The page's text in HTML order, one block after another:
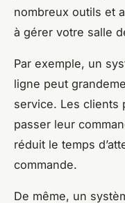
nombreux outils et
à gérer votre salle
Par exemple, un
ligne peut
service. Les clients
passer leur
réduit le temps
commande.
De même, un